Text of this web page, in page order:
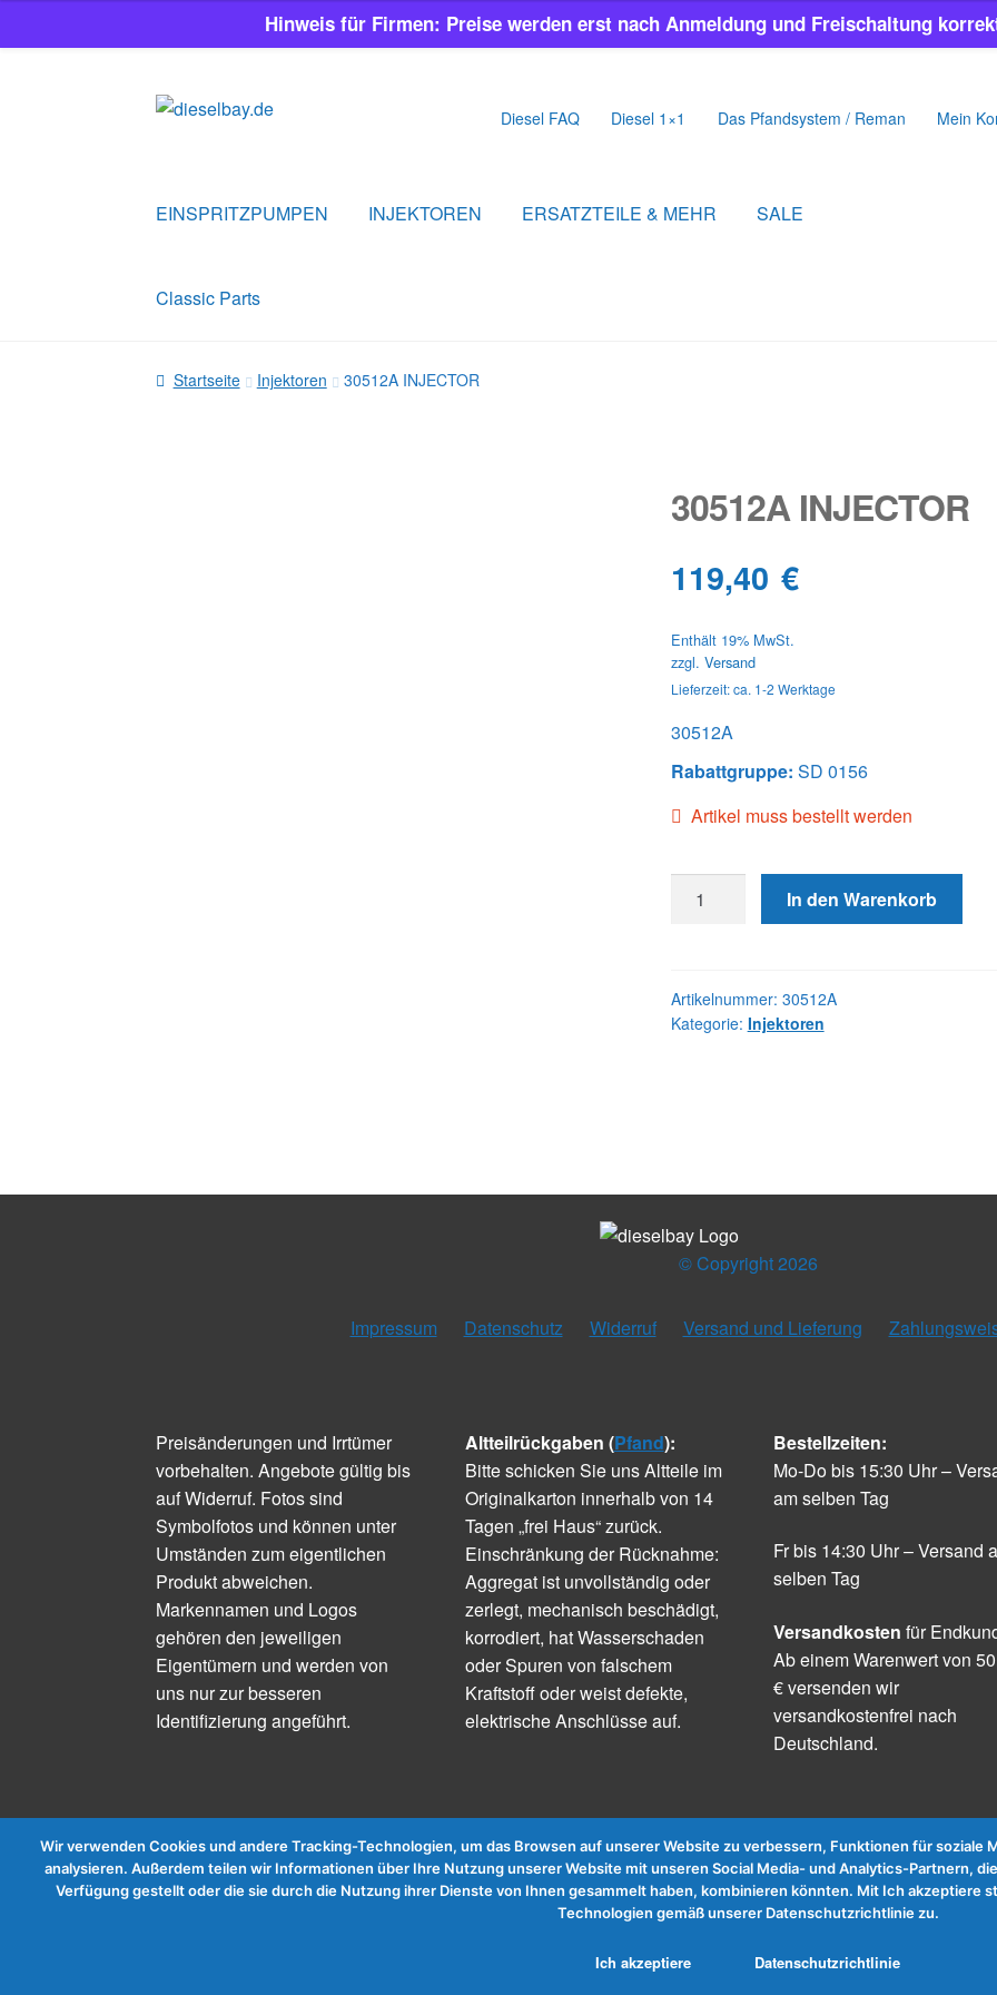
Zur
Zum
Diesel FAQ Diesel 1×1 Das Pfandsystem / Reman Mein
EINSPRITZPUMPEN INJEKTOREN ERSATZTEILE & MEHR SALE
Classic Parts
Startseite Injektoren 30512A INJECTOR
30512A INJECTOR
119,40 €
Enthält 19% MwSt.
zzgl. Versand
Lieferzeit: ca. 1-2 Werktage
30512A
Rabattgruppe: SD 0156
Artikel muss bestellt werden
INJECTOR
In den Warenkorb
Artikelnummer: 30512A
Kategorie: Injektoren
© Copyright 2026
Impressum Datenschutz Widerruf Versand und Lieferung
Preisänderungen und Irrtümer
vorbehalten. Angebote gültig bis
auf Widerruf. Fotos sind
Symbolfotos und können unter
Umständen zum eigentlichen
Produkt abweichen.
Markennamen und Logos
gehören den jeweiligen
Eigentümern und werden von
uns nur zur besseren
Identifizierung angeführt.
Altteilrückgaben (Pfand):
Bitte schicken Sie uns Altteile im
Originalkarton innerhalb von 14
Tagen „frei Haus“ zurück.
Einschränkung der Rücknahme:
Aggregat ist unvollständig oder
zerlegt, mechanisch beschädigt,
korrodiert, hat Wasserschaden
oder Spuren von falschem
Kraftstoff oder weist defekte,
elektrische Anschlüsse auf.
Bestellzeiten:
Mo-Do bis 15:30 Uhr –
am selben Tag
Fr bis 14:30 Uhr – Versand
selben Tag
Versandkosten für
Ab einem Warenwert von
€ versenden wir
versandkostenfrei nach
Deutschland.
Hinweis für Firmen: Preise werden erst nach Anmeldung und Freischaltung
Wir verwenden Cookies und andere Tracking-Technologien, um das Browsen auf unserer Website zu verbessern, Funktionen für soziale
analysieren. Außerdem teilen wir Informationen über Ihre Nutzung unserer Website mit unseren Social Media- und Analytics-Partnern,
Verfügung gestellt oder die sie durch die Nutzung ihrer Dienste von Ihnen gesammelt haben, kombinieren könnten. Mit Ich akzeptiere
Technologien gemäß unserer Datenschutzrichtlinie zu.
Ich akzeptiere Datenschutzrichtlinie